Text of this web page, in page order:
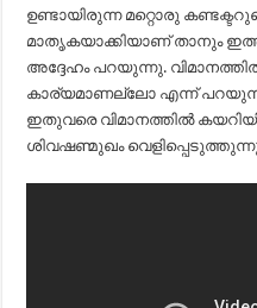
ഉണ്ടായിരുന്ന മറ്റൊരു
മാതൃകയാക്കിയാണ് താനും
അദ്ദേഹം പറയുന്നു.
കാര്യമാണല്ലോ എന്ന്
ഇതുവരെ വിമാനത്തിൽ
ശിവഷണ്മുഖം